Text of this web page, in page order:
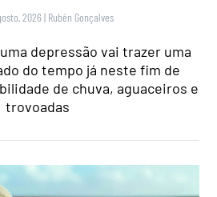
2026 | Rubén Gonçalves
depressão vai trazer uma
do tempo já neste fim de
de chuva, aguaceiros e
trovoadas